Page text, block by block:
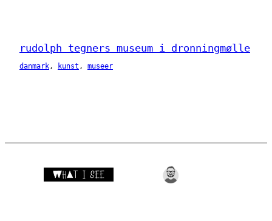
rudolph tegners museum i dronningmølle
danmark , kunst , museer